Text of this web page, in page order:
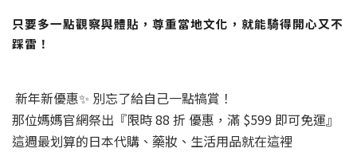
只要多一點觀察與體貼，尊重當地文化，就能騎得開心又不
踩雷！
新年新優惠✨ 別忘了給自己一點犒賞！
那位媽媽官網祭出『限時 88 折 優惠，滿 $599 即可免運』
這週最划算的日本代購、藥妝、生活用品就在這裡